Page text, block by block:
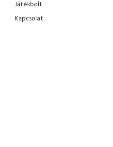
Játékbolt
Kapcsolat